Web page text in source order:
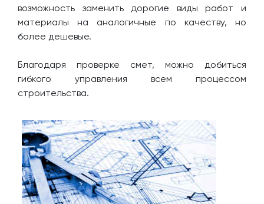
возможность заменить дорогие виды работ и
материалы на аналогичные по качеству, но
более дешевые.
Благодаря проверке смет, можно добиться
гибкого управления всем процессом
строительства.